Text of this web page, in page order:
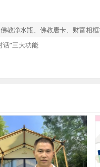
教净水瓶、佛教唐卡、财富相
话”三大功能